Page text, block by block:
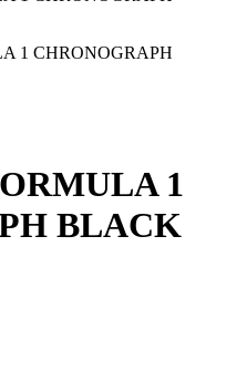
1
BLACK